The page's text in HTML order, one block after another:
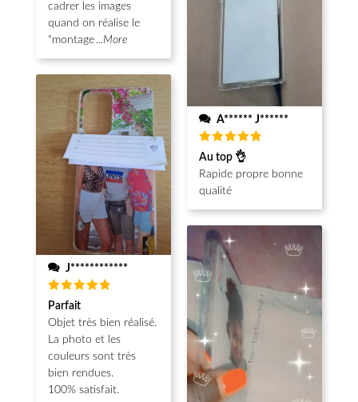
cadrer les images
quand on réalise le
"montage...More
J************
Note5
sur 5
Parfait
Objet très bien réalisé.
La photo et les
couleurs sont très
bien rendues.
100% satisfait.
A****** J******
Note5
sur 5
Au top 👌
Rapide propre bonne
qualité